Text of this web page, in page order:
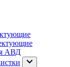
АВД